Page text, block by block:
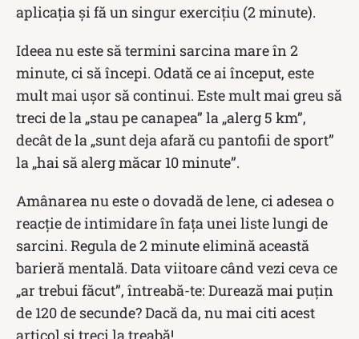
aplicația și fă un singur exercițiu (2 minute).
Ideea nu este să termini sarcina mare în 2
minute, ci să începi. Odată ce ai început, este
mult mai ușor să continui. Este mult mai greu să
treci de la „stau pe canapea” la „alerg 5 km”,
decât de la „sunt deja afară cu pantofii de sport”
la „hai să alerg măcar 10 minute”.
Amânarea nu este o dovadă de lene, ci adesea o
reacție de intimidare în fața unei liste lungi de
sarcini. Regula de 2 minute elimină această
barieră mentală. Data viitoare când vezi ceva ce
„ar trebui făcut”, întreabă-te: Durează mai puțin
de 120 de secunde? Dacă da, nu mai citi acest
articol și treci la treabă!